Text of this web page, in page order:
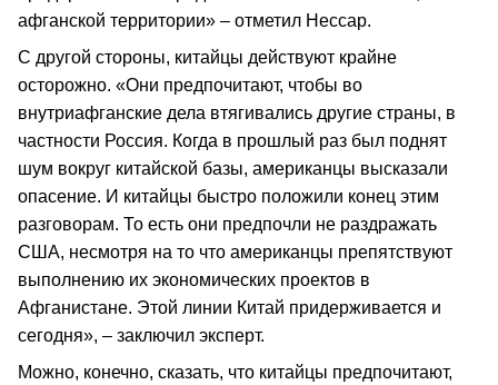
афганской территории» – отметил Нессар.
С другой стороны, китайцы действуют крайне
осторожно. «Они предпочитают, чтобы во
внутриафганские дела втягивались другие страны, в
частности Россия. Когда в прошлый раз был поднят
шум вокруг китайской базы, американцы высказали
опасение. И китайцы быстро положили конец этим
разговорам. То есть они предпочли не раздражать
США, несмотря на то что американцы препятствуют
выполнению их экономических проектов в
Афганистане. Этой линии Китай придерживается и
сегодня», – заключил эксперт.
Можно, конечно, сказать, что китайцы предпочитают,